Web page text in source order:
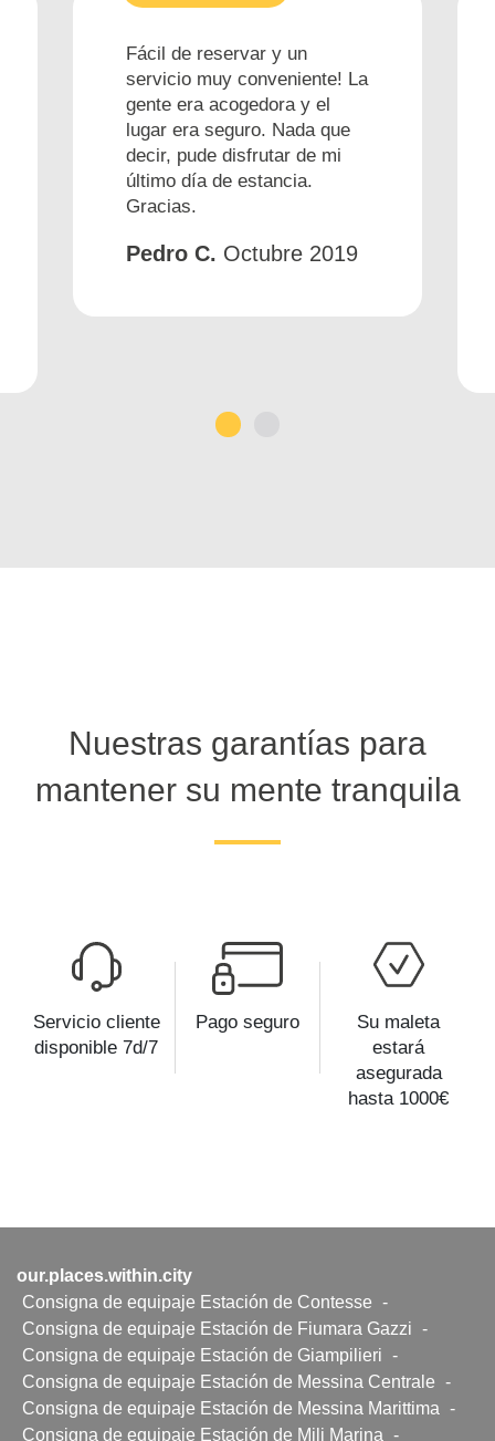
Fácil de reservar y un
servicio muy conveniente! La
gente era acogedora y el
lugar era seguro. Nada que
decir, pude disfrutar de mi
último día de estancia.
Gracias.
Pedro C. Octubre 2019
Nuestras garantías para
mantener su mente tranquila
Servicio cliente
disponible 7d/7
Pago seguro
Su maleta
estará
asegurada
hasta 1000€
our.places.within.city
Consigna de equipaje Estación de Contesse
-
Consigna de equipaje Estación de Fiumara Gazzi
-
Consigna de equipaje Estación de Giampilieri
-
Consigna de equipaje Estación de Messina Centrale
-
Consigna de equipaje Estación de Messina Marittima
-
Consigna de equipaje Estación de Mili Marina
-